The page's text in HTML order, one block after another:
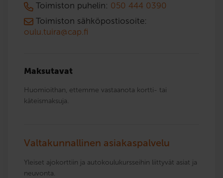
Toimiston puhelin: 050 444 0390
Toimiston sähköpostiosoite:
oulu.tuira@cap.fi
Maksutavat
Huomioithan, ettemme vastaanota kortti- tai
käteismaksuja.
Valtakunnallinen asiakaspalvelu
Yleiset ajokorttiin ja autokoulukursseihin liittyvät asiat ja
neuvonta.